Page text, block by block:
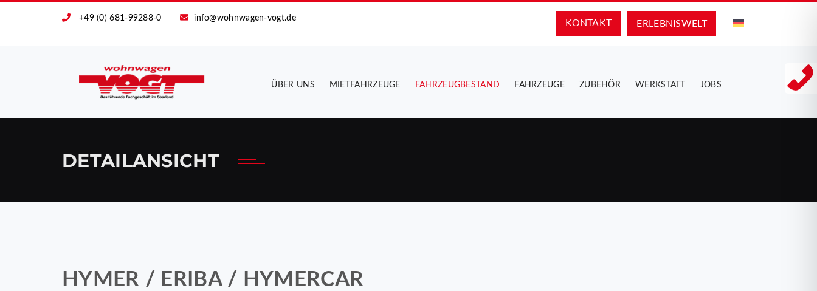
+49 (0) 681-99288-0 info@wohnwagen-vogt.de
ERLEBNIS­WELT
KONTAKT
ÜBER UNS MIETFAHRZEUGE FAHRZEUGBESTAND FAHRZEUGE ZUBEHÖR WERKSTATT JOBS
DETAILANSICHT
HYMER / ERIBA / HYMERCAR